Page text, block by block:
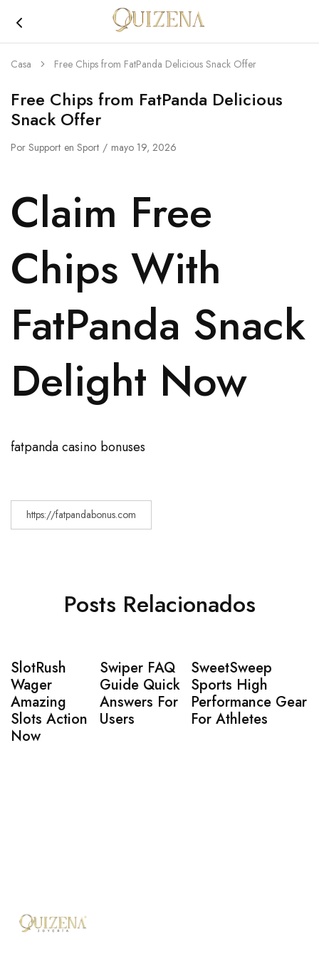
Joyería
Quizena
Casa Free Chips from FatPanda Delicious Snack Offer
Free Chips from FatPanda Delicious
Snack Offer
Por Support en Sport mayo 19, 2026
Claim Free
Chips With
FatPanda Snack
Delight Now
fatpanda casino bonuses
https://fatpandabonus.com
Posts Relacionados
SlotRush
Wager
Amazing
Slots Action
Now
Swiper FAQ
Guide Quick
Answers For
Users
SweetSweep
Sports High
Performance Gear
For Athletes